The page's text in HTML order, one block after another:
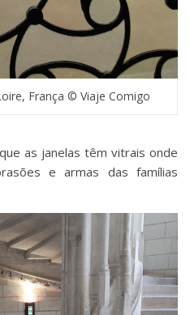
França © Viaje Comigo
as janelas têm vitrais onde
e armas das famílias